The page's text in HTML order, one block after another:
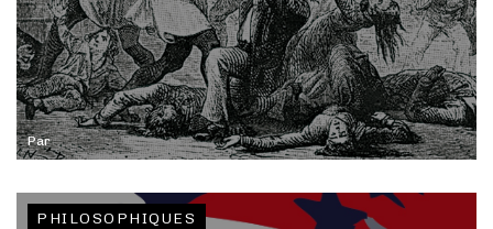
Par
PHILOSOPHIQUES